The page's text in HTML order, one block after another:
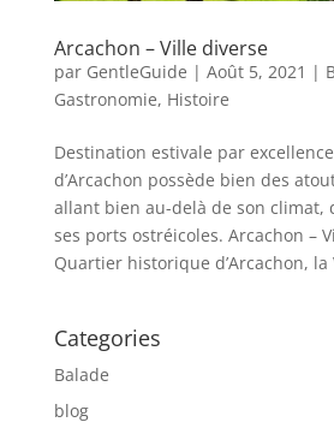
Arcachon – Ville diverse
par GentleGuide | Août 5, 2021 |
Gastronomie, Histoire
Destination estivale par
d’Arcachon possède bien des
allant bien au-delà de son climat,
ses ports ostréicoles. Arcachon –
Quartier historique d’Arcachon, la
Categories
Balade
blog